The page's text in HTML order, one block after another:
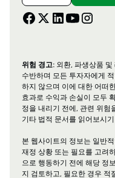
위험 경고:외환, 파생상품 및
수반하며 모든 투자자에게
하지 않으며 이에 대한 어떠
효과로 수익과 손실이 모두
정을 내리기 전에, 관련 위험
기타 법적 문서를 읽어보시
본 웹사이트의 정보는 일반
재정 상황 또는 필요를 고려
으로 행동하기 전에 해당 정
지 검토하고, 필요한 경우 적